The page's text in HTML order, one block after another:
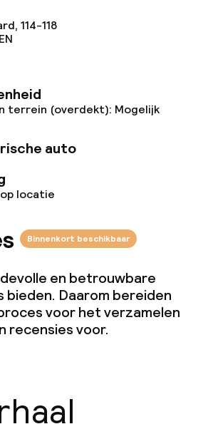
carte
opties
opties
114-118
terrein (overdekt): Mogelijk
auto
locatie
Binnenkort beschikbaar
en betrouwbare
Daarom bereiden
voor het verzamelen
recensies voor.